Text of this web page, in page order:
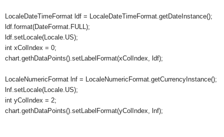
LocaleDateTimeFormat ldf = LocaleDateTimeFormat.getDateInstance();
ldf.format(DateFormat.FULL);
ldf.setLocale(Locale.US);
int xColIndex = 0;
chart.gethDataPoints().setLabelFormat(xColIndex, ldf);
LocaleNumericFormat lnf = LocaleNumericFormat.getCurrencyInstance();
lnf.setLocale(Locale.US);
int yColIndex = 2;
chart.gethDataPoints().setLabelFormat(yColIndex, lnf);